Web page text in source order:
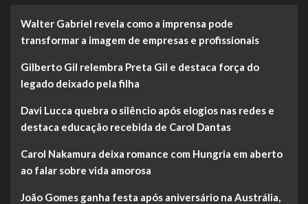
Walter Gabriel revela como a imprensa pode
transformar a imagem de empresas e profissionais
Gilberto Gil relembra Preta Gil e destaca força do
legado deixado pela filha
Davi Lucca quebra o silêncio após elogios nas redes e
destaca educação recebida de Carol Dantas
Carol Nakamura deixa romance com Hungria em aberto
ao falar sobre vida amorosa
João Gomes ganha festa após aniversário na Austrália,